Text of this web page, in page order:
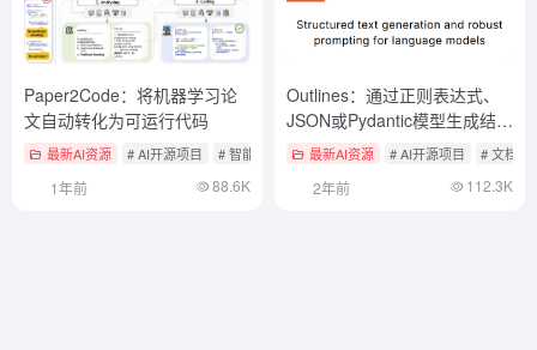
Paper2Code：将机器学习论
文自动转化为可运行代码
最新AI资源 # AI开源项目 # 智能体应用
1年前 88.6K
Outlines：通过正则表达式、
JSON或Pydantic模型生成结构
化文本输出
最新AI资源 # AI开源项目 # 文档提
2年前 112.3K